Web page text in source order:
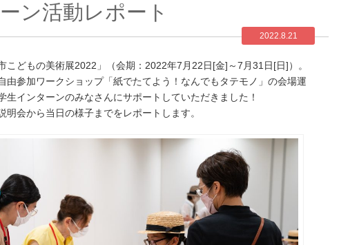
ン活動レポート
2022.8.21
こどもの美術展2022」（会期：2022年7月22日[金]～7月31日[日]）。
由参加ワークショップ「紙でたてよう！なんでもタテモノ」の会場運
生インターンのみなさんにサポートしていただきました！
明会から当日の様子までをレポートします。